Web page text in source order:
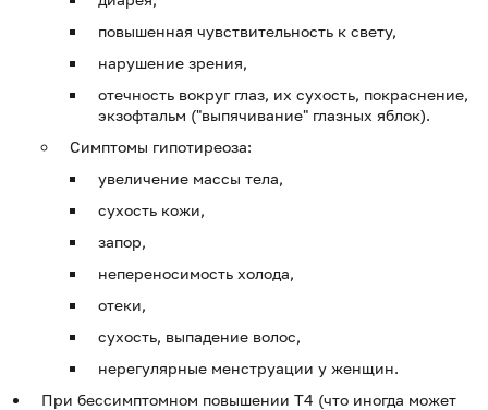
повышенная чувствительность к свету,
нарушение зрения,
отечность вокруг глаз, их сухость, покраснение,
экзофтальм ("выпячивание" глазных яблок).
Симптомы гипотиреоза:
увеличение массы тела,
сухость кожи,
запор,
непереносимость холода,
отеки,
сухость, выпадение волос,
нерегулярные менструации у женщин.
При бессимптомном повышении Т4 (что иногда может